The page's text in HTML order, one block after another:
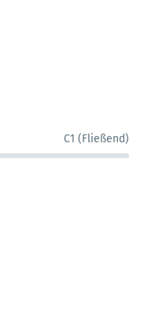
C1 (Fließend)